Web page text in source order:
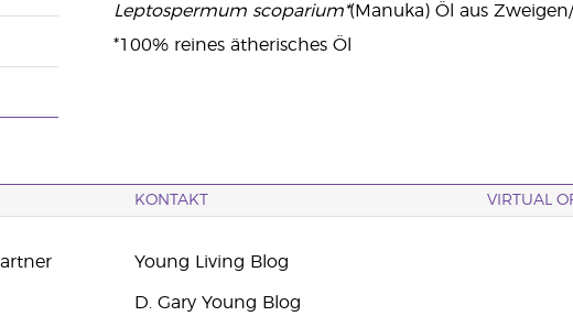
Leptospermum scoparium*(Manuka) Öl aus
*100% reines ätherisches Öl
KONTAKT VIRTUAL
Young Living Blog
D. Gary Young Blog